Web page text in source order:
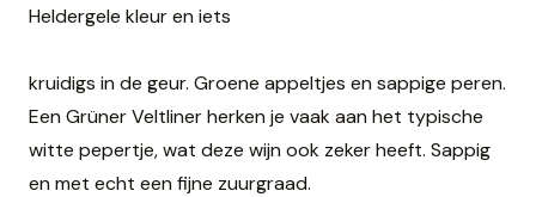
Heldergele kleur en iets
kruidigs in de geur. Groene appeltjes en sappige peren.
Een Grüner Veltliner herken je vaak aan het typische
witte pepertje, wat deze wijn ook zeker heeft. Sappig
en met echt een fijne zuurgraad.